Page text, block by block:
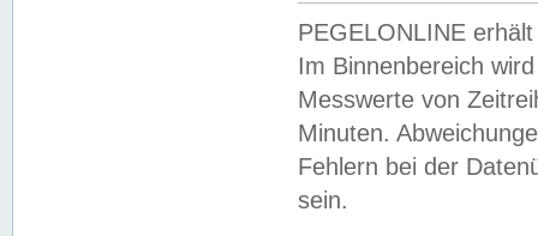
PEGELONLINE
Im Binnenbereich
Messwerte von
Minuten.
Fehlern bei der
sein.